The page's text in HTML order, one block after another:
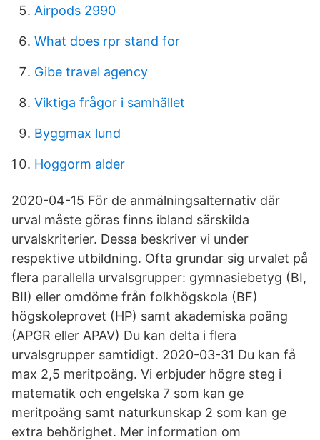
Airpods 2990
What does rpr stand for
Gibe travel agency
Viktiga frågor i samhället
Byggmax lund
Hoggorm alder
2020-04-15 För de anmälningsalternativ där
urval måste göras finns ibland särskilda
urvalskriterier. Dessa beskriver vi under
respektive utbildning. Ofta grundar sig urvalet på
flera parallella urvalsgrupper: gymnasiebetyg (BI,
BII) eller omdöme från folkhögskola (BF)
högskoleprovet (HP) samt akademiska poäng
(APGR eller APAV) Du kan delta i flera
urvalsgrupper samtidigt. 2020-03-31 Du kan få
max 2,5 meritpoäng. Vi erbjuder högre steg i
matematik och engelska 7 som kan ge
meritpoäng samt naturkunskap 2 som kan ge
extra behörighet. Mer information om